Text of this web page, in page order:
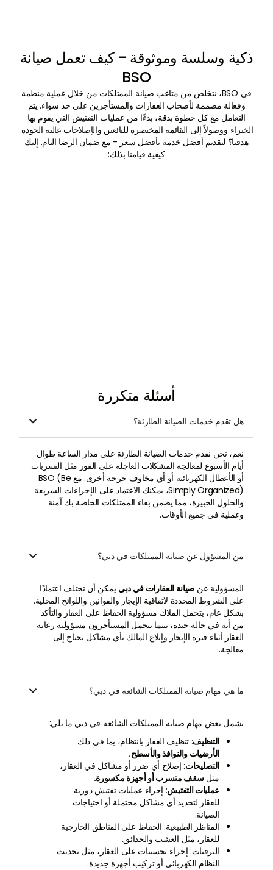
ذكية وسلسة وموثوقة - كيف تعمل صيانة
BSO
في BSO، نتخلص من متاعب صيانة الممتلكات من خلال عملية منظمة
وفعالة مصممة لأصحاب العقارات والمستأجرين على حد سواء. يتم
التعامل مع كل خطوة بدقة، بدءًا من عمليات التفتيش التي يقوم بها
الخبراء ووصولاً إلى القائمة المختصرة للبائعين والإصلاحات عالية الجودة.
هدفنا؟ لتقديم أفضل خدمة بأفضل سعر - مع ضمان الرضا التام. إليك
كيفية قيامنا بذلك:
أسئلة متكررة
هل تقدم خدمات الصيانة الطارئة؟ 
نعم، نحن نقدم خدمات الصيانة الطارئة على مدار الساعة طوال
أيام الأسبوع لمعالجة المشكلات العاجلة على الفور مثل التسربات
أو الأعطال الكهربائية أو أي مخاوف حرجة أخرى. مع BSO (Be
Simply Organized)، يمكنك الاعتماد على الإجراءات السريعة
والحلول الخبيرة، مما يضمن بقاء الممتلكات الخاصة بك آمنة
وعملية في جميع الأوقات.
من المسؤول عن صيانة الممتلكات في دبي؟ 
المسؤولية عن صيانة العقارات في دبي يمكن أن تختلف اعتمادًا
على الشروط المحددة لاتفاقية الإيجار والقوانين واللوائح المحلية.
بشكل عام، يتحمل الملاك مسؤولية الحفاظ على العقار والتأكد
من أنه في حالة جيدة، بينما يتحمل المستأجرون مسؤولية رعاية
العقار أثناء فترة الإيجار وإبلاغ المالك بأي مشاكل تحتاج إلى
معالجة.
ما هي مهام صيانة الممتلكات الشائعة في دبي؟ 
تشمل بعض مهام صيانة الممتلكات الشائعة في دبي ما يلي:
التنظيف: تنظيف العقار بانتظام، بما في ذلك
الأرضيات والنوافذ والأسطح.
التصليحات: إصلاح أي ضرر أو مشاكل في العقار،
مثلسقف متسرب أو أجهزة مكسورة.
عمليات التفتيش: إجراء عمليات تفتيش دورية
للعقار لتحديد أي مشاكل محتملة أو احتياجات
الصيانة.
المناظر الطبيعية: الحفاظ على المناطق الخارجية
للعقار، مثل العشب والحدائق.
الترقيات: إجراء تحسينات على العقار، مثل تحديث
النظام الكهربائي أو تركيب أجهزة جديدة.